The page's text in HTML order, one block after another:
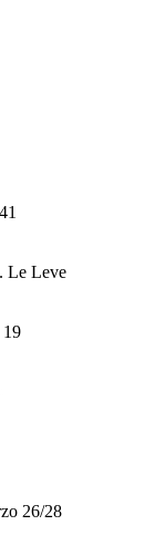
Le Leve
19
26/28